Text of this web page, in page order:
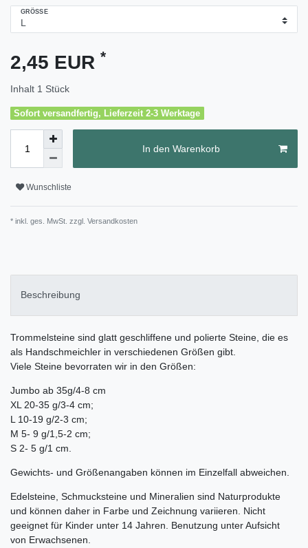
GRÖSSE
2,45 EUR *
Inhalt 1 Stück
Sofort versandfertig, Lieferzeit 2-3 Werktage
In den Warenkorb
Wunschliste
* inkl. ges. MwSt. zzgl. Versandkosten
Beschreibung
Trommelsteine sind glatt geschliffene und polierte Steine, die es
als Handschmeichler in verschiedenen Größen gibt.
Viele Steine bevorraten wir in den Größen:
Jumbo ab 35g/4-8 cm
XL 20-35 g/3-4 cm;
L 10-19 g/2-3 cm;
M 5- 9 g/1,5-2 cm;
S 2- 5 g/1 cm.
Gewichts- und Größenangaben können im Einzelfall abweichen.
Edelsteine, Schmucksteine und Mineralien sind Naturprodukte
und können daher in Farbe und Zeichnung variieren. Nicht
geeignet für Kinder unter 14 Jahren. Benutzung unter Aufsicht
von Erwachsenen.